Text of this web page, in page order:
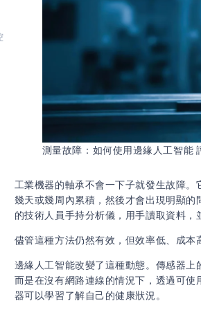
測量故障：如何使用邊緣人工智能
工業機器的軸承不會一下子就發生故障
幾天或幾周內累積，然後才會出現明顯
的技術人員手持分析儀，用手讀取資料，
儘管這種方法仍然有效，但效率低、成本
邊緣人工智能改變了這種動態。傳感器上
而是在沒有網路連線的情況下，透過可
器可以學習了解自己的健康狀況。